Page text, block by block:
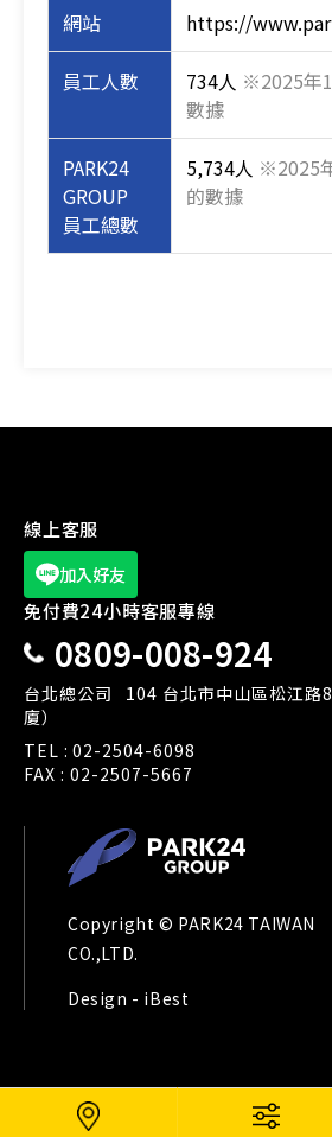
網站 https://
員工人數 734人 ※2025年
數據
PARK24
GROUP
員工總數
5,734人 ※2025
的數據
線上客服
加入好友
免付費24小時客服專線
0809-008-924
台北總公司
104 台北市中山區松江路
廈）
TEL : 02-2504-6098
FAX : 02-2507-5667
Copyright © PARK24 TAIWAN
CO.,LTD.
Design - iBest